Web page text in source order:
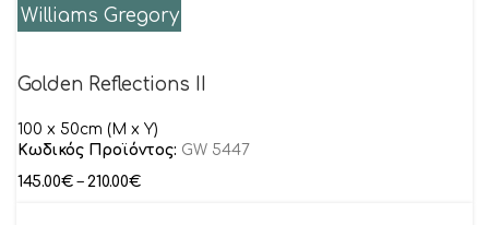
Williams Gregory
Golden Reflections II
100 x 50cm (M x Y)
Κωδικός Προϊόντος: GW 5447
145.00€ – 210.00€